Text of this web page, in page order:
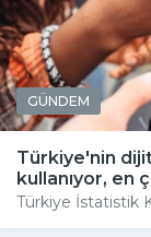
GÜNDEM
Türkiye'nin
kullanıyor, en
Türkiye İstatistik